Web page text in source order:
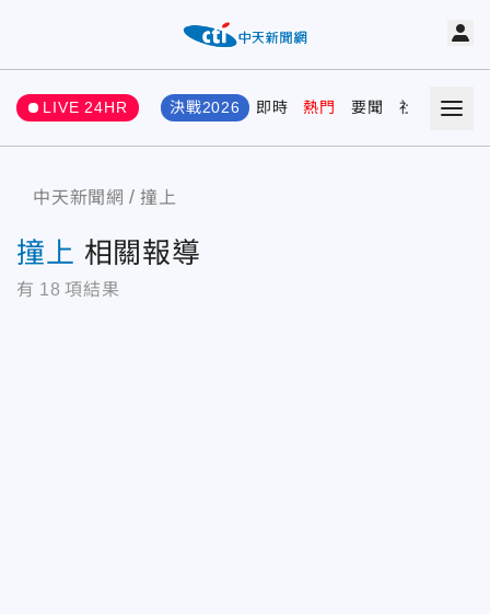
LIVE 24HR 決戰2026 即時 熱門 要聞 社會 娛樂
中天新聞網 撞上
撞上 相關報導
有 18 項結果